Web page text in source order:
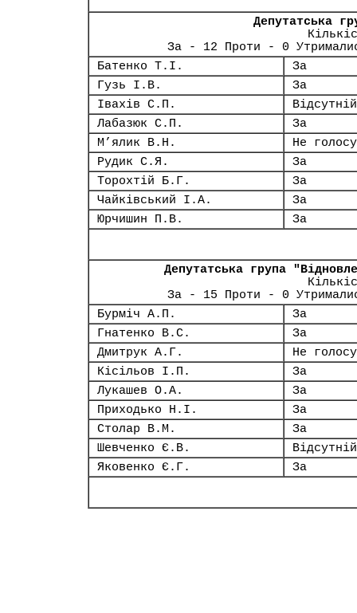
Депутатська
За - 12 Проти - 0
Батенко Т.І.
За
Гузь І.В.
За
Івахів С.П.
Відсутній
Лабазюк С.П.
За
М’ялик В.Н.
Не
Рудик С.Я.
За
Торохтій Б.Г.
За
Чайківський І.А.
За
Юрчишин П.В.
За
Депутатська група
За - 15 Проти - 0
Бурміч А.П.
За
Гнатенко В.С.
За
Дмитрук А.Г.
Не
Кісільов І.П.
За
Лукашев О.А.
За
Приходько Н.І.
За
Столар В.М.
За
Шевченко Є.В.
Відсутній
Яковенко Є.Г.
За